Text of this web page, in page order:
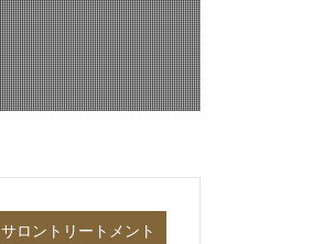
サロントリートメント